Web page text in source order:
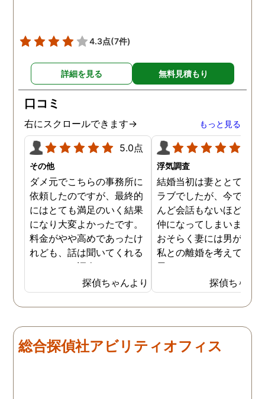
らしいです。 また、さまざ
り、私の精神的なフォロー
だけでなく、その後の弁護
士の紹介やアドバイスもし
ていただき、これから夫と
闘う自信もつきました。 本
当にMJリサーチさんにそ
して代表の方に出会えてよ
かったと思いました。 今度
お会いできる時は、いい報
告ができるようにしたいで
す。
お願いしたいと思ってお
ます。本当にありがとう
ざいました。
4.3点(7件)
詳細を見る 無料見積もり
口コミ
右にスクロールできます→ もっと見る
5.0点
その他
ダメ元でこちらの事務所に
依頼したのですが、最終的
にはとても満足のいく結果
になり大変よかったです。
料金がやや高めであったけ
れども、話は聞いてくれる
しきちんと調査してくれる
しで非常に満足していま
す。調査が終わった後もし
っかりとサポートしていた
になりました。さすが調査
のプロフェッショナルだと
探偵ちゃんより
浮気調査
結婚当初は妻ととてもラ
ラブでしたが、今ではほ
んど会話もないほど険悪
仲になってしまいました
おそらく妻には男がおり
私との離婚を考えている
思います。そこでどうせ
婚をするのならと思い、
の不倫の証拠を押さえて
から離婚を提案すること
みの日に妻は外出するこ
が多く、探偵にもその旨
探偵ちゃん
総合探偵社アビリティオフィス